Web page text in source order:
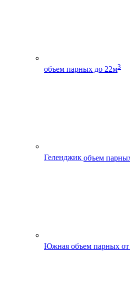
объем парных до 22м3
Геленджик объем
Южная объем парных